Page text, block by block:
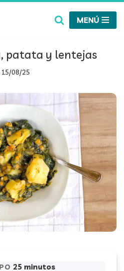
MENÚ
patata y lentejas
15/08/25
25 minutos